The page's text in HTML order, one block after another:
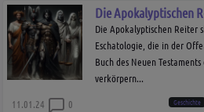
Die Apokalyptischen
Die Apokalyptischen Reiter
Eschatologie, die in der
Buch des Neuen
verkörpern...
11.01.24
0 Geschichte